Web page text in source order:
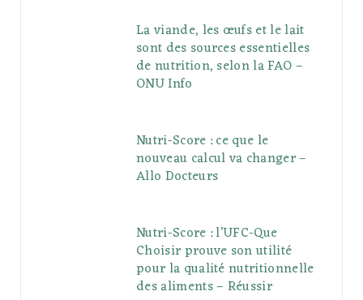
La viande, les œufs et le lait
sont des sources essentielles
de nutrition, selon la FAO –
ONU Info
Nutri-Score : ce que le
nouveau calcul va changer –
Allo Docteurs
Nutri-Score : l’UFC-Que
Choisir prouve son utilité
pour la qualité nutritionnelle
des aliments – Réussir